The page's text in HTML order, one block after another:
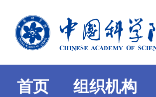
首页 组织机构